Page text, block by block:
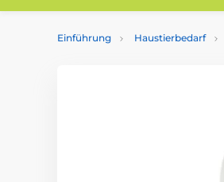
Einführung Haustierbedarf